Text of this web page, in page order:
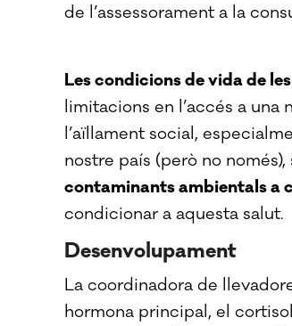
de l’assessorament a la
Les condicions de vida de
limitacions en l’accés a
l’aïllament social,
nostre país (però no
contaminants ambientals a
condicionar a aquesta salut.
Desenvolupament
La coordinadora de
hormona principal, el